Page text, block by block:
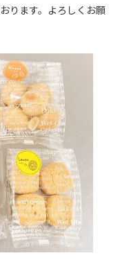
ります。よろしくお願